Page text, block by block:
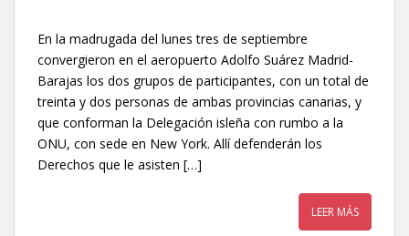
En la madrugada del lunes tres de septiembre
convergieron en el aeropuerto Adolfo Suárez Madrid-
Barajas los dos grupos de participantes, con un total de
treinta y dos personas de ambas provincias canarias, y
que conforman la Delegación isleña con rumbo a la
ONU, con sede en New York. Allí defenderán los
Derechos que le asisten […]
LEER MÁS